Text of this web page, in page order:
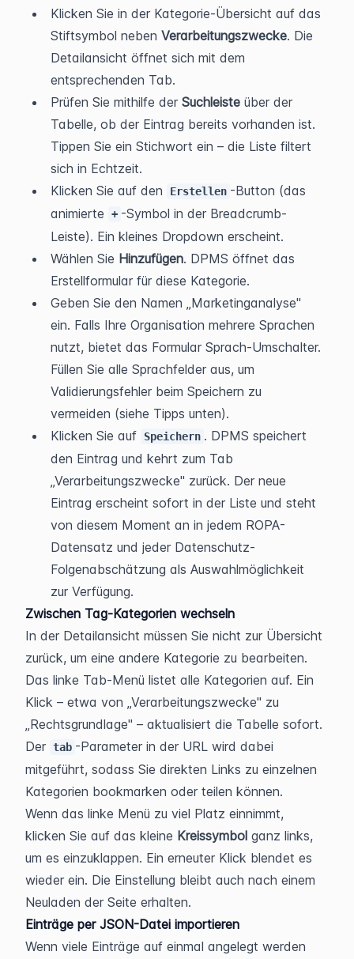
Klicken Sie in der Kategorie-Übersicht auf das
Stiftsymbol neben Verarbeitungszwecke. Die
Detailansicht öffnet sich mit dem
entsprechenden Tab.
Prüfen Sie mithilfe der Suchleiste über der
Tabelle, ob der Eintrag bereits vorhanden ist.
Tippen Sie ein Stichwort ein – die Liste filtert
sich in Echtzeit.
Klicken Sie auf den
Erstellen -Button (das
animierte
+ -Symbol in der Breadcrumb-
Leiste). Ein kleines Dropdown erscheint.
Wählen Sie Hinzufügen. DPMS öffnet das
Erstellformular für diese Kategorie.
Geben Sie den Namen „Marketinganalyse"
ein. Falls Ihre Organisation mehrere Sprachen
nutzt, bietet das Formular Sprach-Umschalter.
Füllen Sie alle Sprachfelder aus, um
Validierungsfehler beim Speichern zu
vermeiden (siehe Tipps unten).
Klicken Sie auf
Speichern . DPMS speichert
den Eintrag und kehrt zum Tab
„Verarbeitungszwecke" zurück. Der neue
Eintrag erscheint sofort in der Liste und steht
von diesem Moment an in jedem ROPA-
Datensatz und jeder Datenschutz-
Folgenabschätzung als Auswahlmöglichkeit
zur Verfügung.
Zwischen Tag-Kategorien wechseln
In der Detailansicht müssen Sie nicht zur Übersicht
zurück, um eine andere Kategorie zu bearbeiten.
Das linke Tab-Menü listet alle Kategorien auf. Ein
Klick – etwa von „Verarbeitungszwecke" zu
„Rechtsgrundlage" – aktualisiert die Tabelle sofort.
Der tab -Parameter in der URL wird dabei
mitgeführt, sodass Sie direkten Links zu einzelnen
Kategorien bookmarken oder teilen können.
Wenn das linke Menü zu viel Platz einnimmt,
klicken Sie auf das kleine Kreissymbol ganz links,
um es einzuklappen. Ein erneuter Klick blendet es
wieder ein. Die Einstellung bleibt auch nach einem
Neuladen der Seite erhalten.
Einträge per JSON-Datei importieren
Wenn viele Einträge auf einmal angelegt werden